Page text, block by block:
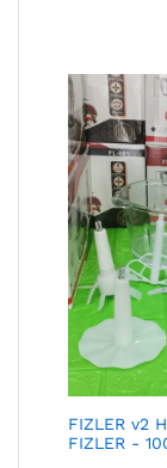
FIZLER v2
FIZLER -